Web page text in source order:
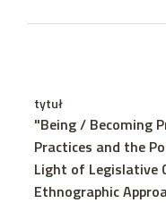
tytuł
"Being / Becoming
Practices and the
Light of Legislative
Ethnographic